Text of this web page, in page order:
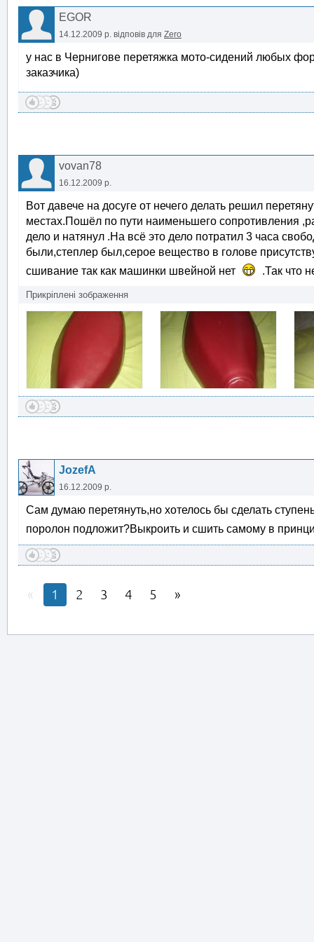
EGOR
14.12.2009 р. відповів для Zero
у нас в Чернигове перетяжка мото-сидений любых
заказчика)
vovan78
16.12.2009 р.
Вот давече на досуге от нечего делать решил
местах.Пошёл по пути наименьшего сопротивления
дело и натянул .На всё это дело потратил 3 часа
были,степлер был,серое вещество в голове
сшивание так как машинки швейной нет
.Так что
Прикріплені зображення
JozefA
16.12.2009 р.
Сам думаю перетянуть,но хотелось бы сделать
поролон подложит?Выкроить и сшить самому в
1 2 3 4 5